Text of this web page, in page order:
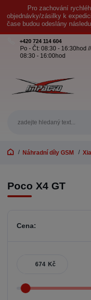
Pro zachování
objednávky/zásilky k
čase budou odeslány
+420 724 114 604
Po - Čt: 08:30 - 16:30hod
08:30 - 16:00hod
Náhradní díly GSM
Poco X4 GT
Cena:
Kč